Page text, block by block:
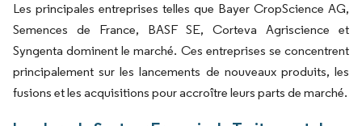
Les principales entreprises telles que Bayer CropScience AG,
Semences de France, BASF SE, Corteva Agriscience et
Syngenta dominent le marché. Ces entreprises se concentrent
principalement sur les lancements de nouveaux produits, les
fusions et les acquisitions pour accroître leurs parts de marché.